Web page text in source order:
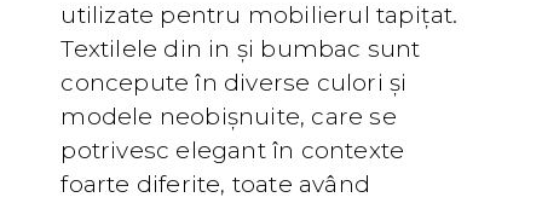
utilizate pentru mobilierul tapițat.
Textilele din in și bumbac sunt
concepute în diverse culori și
modele neobișnuite, care se
potrivesc elegant în contexte
foarte diferite, toate având